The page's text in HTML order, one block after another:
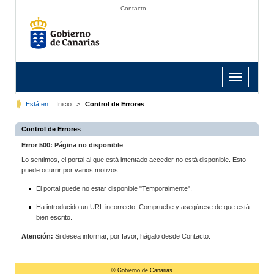
Contacto
Toggle
navigation
Está en: Inicio > Control de Errores
Control de Errores
Error 500: Página no disponible
Lo sentimos, el portal al que está intentado acceder no está disponible. Esto
puede ocurrir por varios motivos:
El portal puede no estar disponible "Temporalmente".
Ha introducido un URL incorrecto. Compruebe y asegúrese de que está
bien escrito.
Atención: Si desea informar, por favor, hágalo desde Contacto.
© Gobierno de Canarias